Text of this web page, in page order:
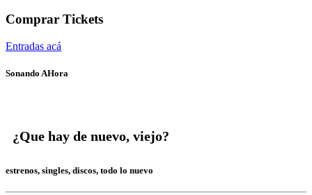
Comprar Tickets
Entradas acá
Sonando AHora
¿Que hay de nuevo, viejo?
estrenos, singles, discos, todo lo nuevo